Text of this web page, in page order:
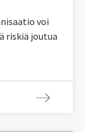
voi
riskiä joutua